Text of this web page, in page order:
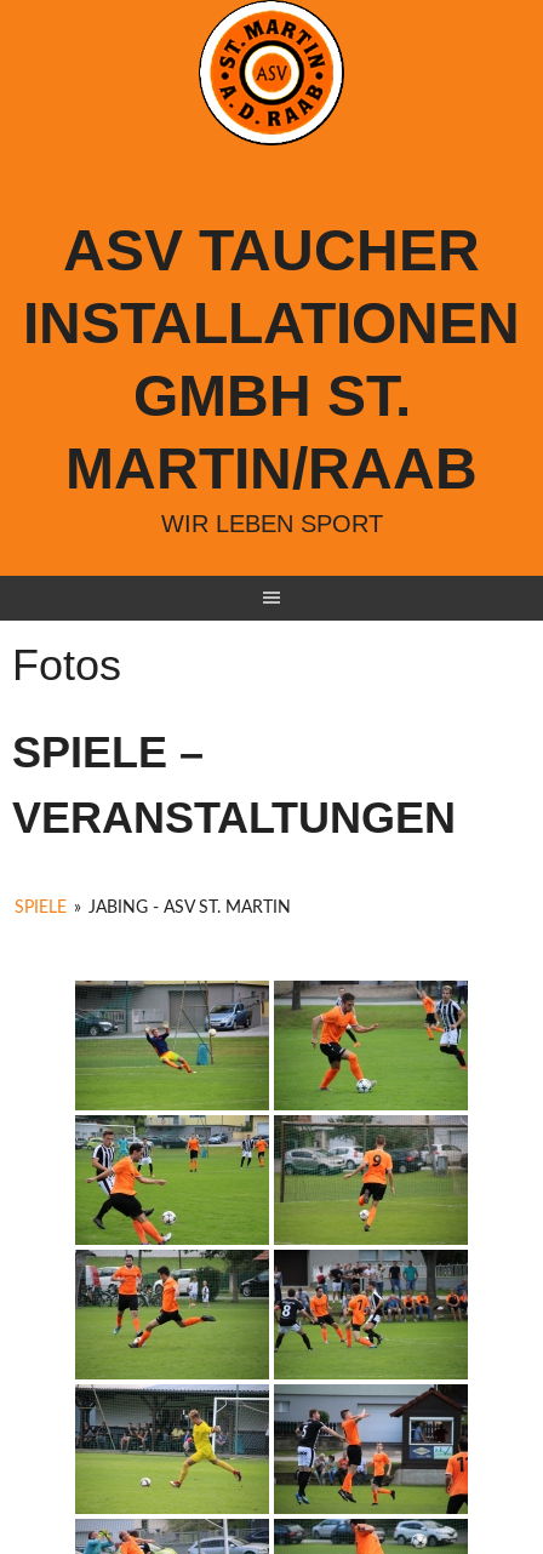
ASV TAUCHER
INSTALLATIONEN
GMBH ST.
MARTIN/RAAB
WIR LEBEN SPORT
Fotos
SPIELE –
VERANSTALTUNGEN
SPIELE » JABING - ASV ST. MARTIN